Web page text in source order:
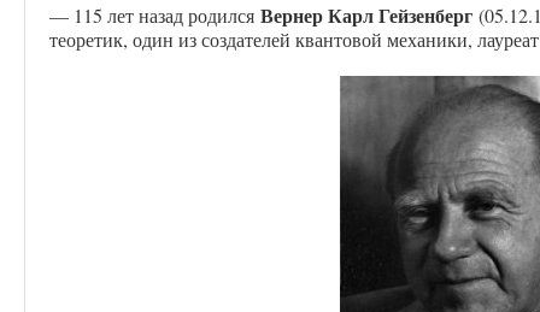
— 115 лет назад родился Вернер Карл Гейзенберг
теоретик, один из создателей квантовой механики,